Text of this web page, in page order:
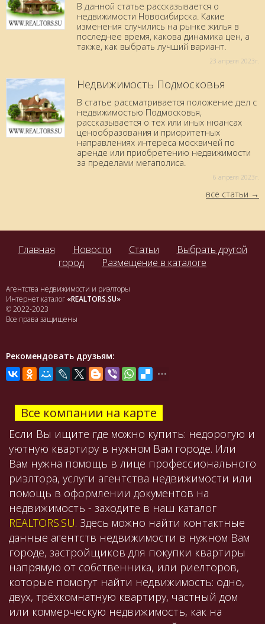
В данной статье рассказывается о
недвижимости Новосибирска. Какие
изменения случились на рынке жилья в
последнее время, какова динамика цен, а
также, как выбрать лучший вариант.
23 aпреля 2023г.
Недвижимость Подмосковья
В статье рассматривается положение дел с
недвижимостью Подмосковья,
рассказывается о тех или иных нюансах
ценообразования и приоритетных
направлениях интереса москвичей по
аренде или приобретению недвижимости
за пределами мегаполиса.
6 aпреля 2023г.
все статьи
Главная Новости Статьи
Выбрать другой
город
Размещение в каталоге
Агентства недвижимости и риэлторы
Интернет каталог «REALTORS.SU»
© 2022-2023
Все права защищены
Рекомендовать друзьям:
Все компании на карте
Если Вы ищите где можно купить: недорогую и
уютную квартиру в нужном Вам городе. Или
Вам нужна помощь в лице профессионального
риэлтора, услуги агентства недвижимости или
помощь в оформлении документов на
недвижимость - заходите в наш каталог
REALTORS.SU. Здесь можно найти контактные
данные агентств недвижимости в нужном Вам
городе, застройщиков для покупки квартиры
напрямую от собственника, или риелторов,
которые помогут найти недвижимость: одно,
двух, трёхкомнатную квартиру, частный дом
или коммерческую недвижимость, как на